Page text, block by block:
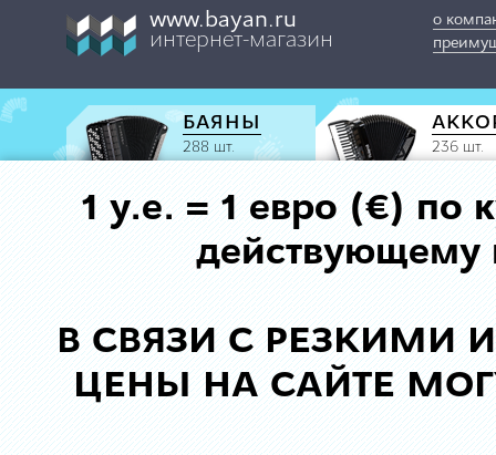
www.bayan.ru
интернет-магазин
о
БАЯНЫ
288 шт. 236 шт.
1 у.е. = 1 евро (€) по
действующему
В СВЯЗИ С РЕЗКИМИ
ЦЕНЫ НА САЙТЕ